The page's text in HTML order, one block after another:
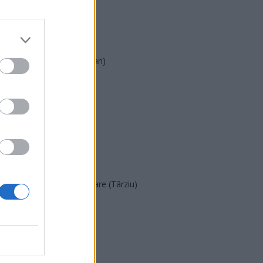
PMP (Tomac)
Forța Dreptei (L. Orban)
SENS
POT (Gavrilă)
Acțiunea Conservatoare (Târziu)
PDF (Lazarus)
PNCR (Terheș)